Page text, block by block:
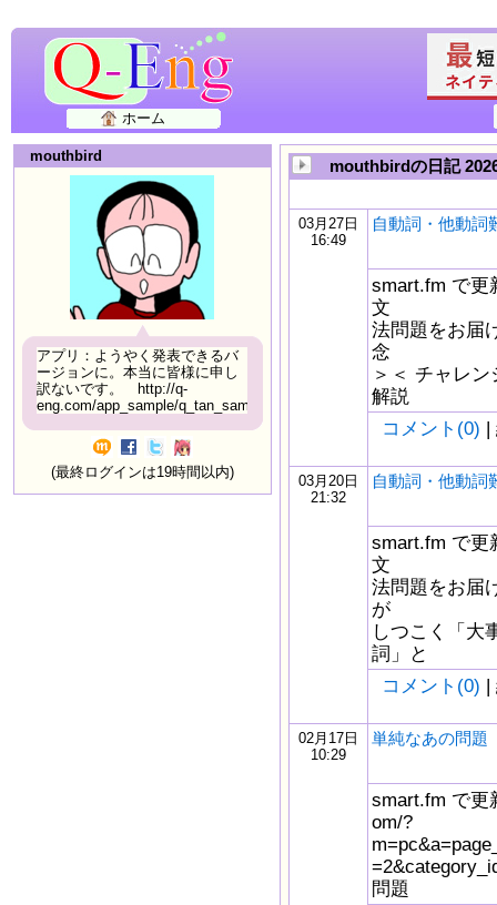
ホーム
mouthbird
アプリ：ようやく発表できるバ
ージョンに。本当に皆様に申し
訳ないです。 http://q-
eng.com/app_sample/q_tan_sample06.html
(最終ログインは19時間以内)
mouthbirdの日記
03月27日
16:49
自動詞・他動詞
smart.fm で更
文
法問題をお届
念
＞＜ チャレ
解説
コメント(0) |
03月20日
21:32
自動詞・他動詞
smart.fm で更
文
法問題をお届
が
しつこく「大
詞」と
コメント(0) |
02月17日
10:29
単純なあの問題
smart.fm で更
om/?
問題